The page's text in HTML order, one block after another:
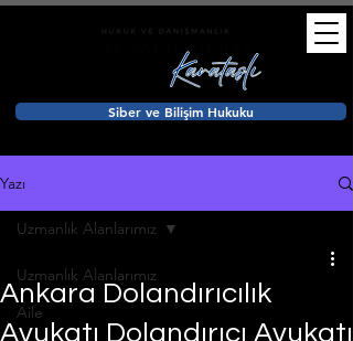
Siber ve Bilişim Hukuku
Yazı
Uzmanlık Alanlarımız
Aile
Uzmanlık Alanlarımız
Ankara Dolandırıcılık
Avukatı Dolandırıcı Avukatı